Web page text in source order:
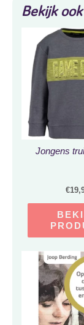
Bekijk
Jongens
€